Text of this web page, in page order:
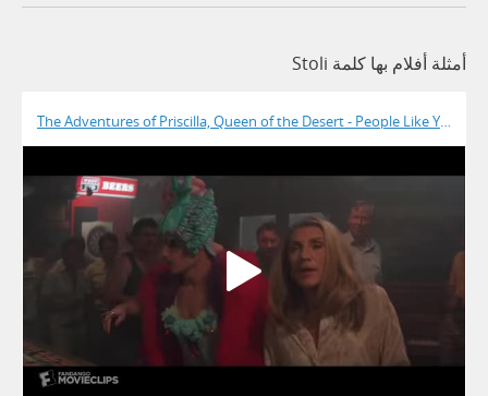
أمثلة أفلام بها كلمة Stoli
The Adventures of Priscilla, Queen of the Desert - People Like You